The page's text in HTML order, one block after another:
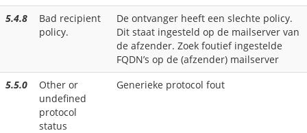
5.4.8
Bad recipient
policy.
De ontvanger heeft een slechte policy.
Dit staat ingesteld op de mailserver van
de afzender. Zoek foutief ingestelde
FQDN’s op de (afzender) mailserver
5.5.0
Other or
undefined
protocol
status
Generieke protocol fout